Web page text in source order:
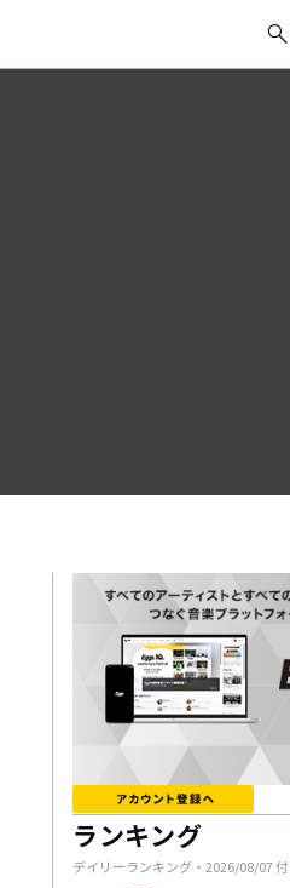
search
ランキング
デイリーランキング・ 2026/08/07付